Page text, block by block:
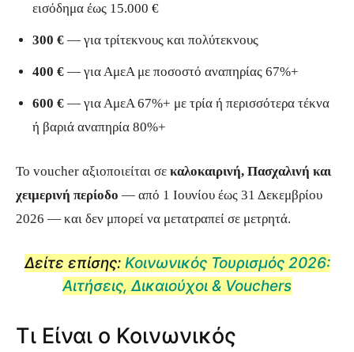
εισόδημα έως 15.000 €
300 € — για τρίτεκνους και πολύτεκνους
400 € — για ΑμεΑ με ποσοστό αναπηρίας 67%+
600 € — για ΑμεΑ 67%+ με τρία ή περισσότερα τέκνα
ή βαριά αναπηρία 80%+
Το voucher αξιοποιείται σε καλοκαιρινή, Πασχαλινή και
χειμερινή περίοδο — από 1 Ιουνίου έως 31 Δεκεμβρίου
2026 — και δεν μπορεί να μετατραπεί σε μετρητά.
Δείτε επίσης: Κοινωνικός Τουρισμός 2026:
Αιτήσεις, Δικαιούχοι & Vouchers
Τι Είναι ο Κοινωνικός